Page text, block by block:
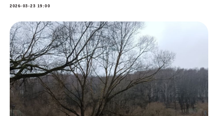
2026-03-23 19:00